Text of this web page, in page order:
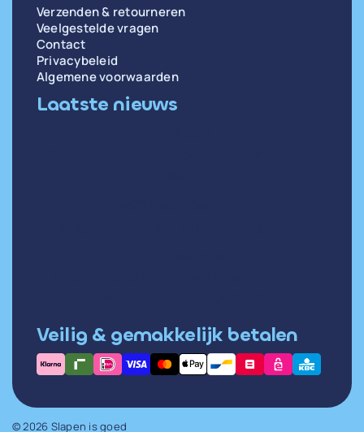
Verzenden & retourneren
Veelgestelde vragen
Contact
Privacybeleid
Algemene voorwaarden
Laatste nieuws
Veilig & gemakkelijk betalen
© 2026 Slapen is goed